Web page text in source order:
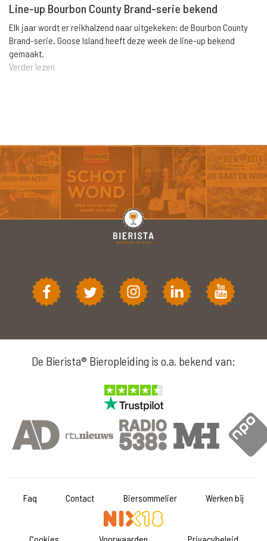
Line-up Bourbon County Brand-serie bekend
Elk jaar wordt er reikhalzend naar uitgekeken: de Bourbon County
Brand-serie. Goose Island heeft deze week de line-up bekend
gemaakt.
Verder lezen
De Bierista® Bieropleiding is o.a. bekend van:
Faq Contact Biersommelier Werken bij